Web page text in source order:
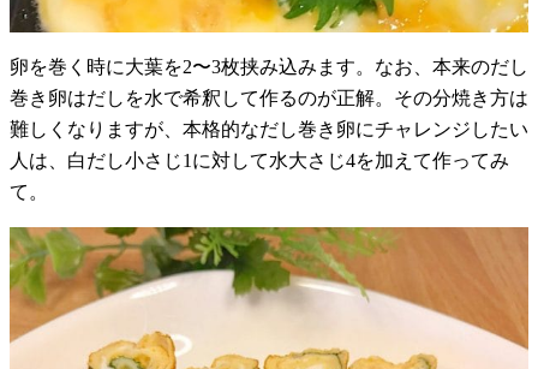
卵を巻く時に大葉を2〜3枚挟み込みます。なお、本来のだし
巻き卵はだしを水で希釈して作るのが正解。その分焼き方は
難しくなりますが、本格的なだし巻き卵にチャレンジしたい
人は、白だし小さじ1に対して水大さじ4を加えて作ってみ
て。